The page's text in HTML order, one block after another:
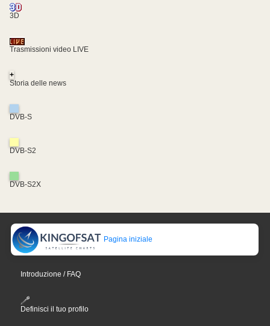
3D
Trasmissioni video LIVE
+
Storia delle news
DVB-S
DVB-S2
DVB-S2X
Pagina iniziale
Introduzione / FAQ
Definisci il tuo profilo